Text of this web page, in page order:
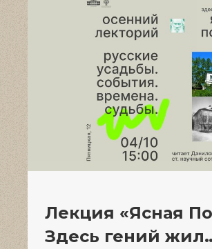
Лекция «Ясная
Здесь гений